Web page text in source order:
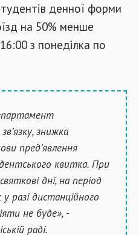
денної форми
на 50% менше
з понеділка по
знижка
пред’явлення
квитка. При
дні, на період
разі дистанційного
не буде», -
раді.